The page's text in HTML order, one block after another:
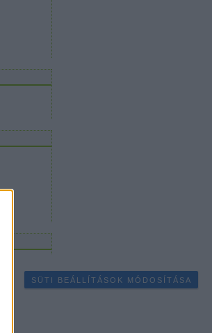
SÜTI BEÁLLÍTÁSOK MÓDOSÍTÁSA